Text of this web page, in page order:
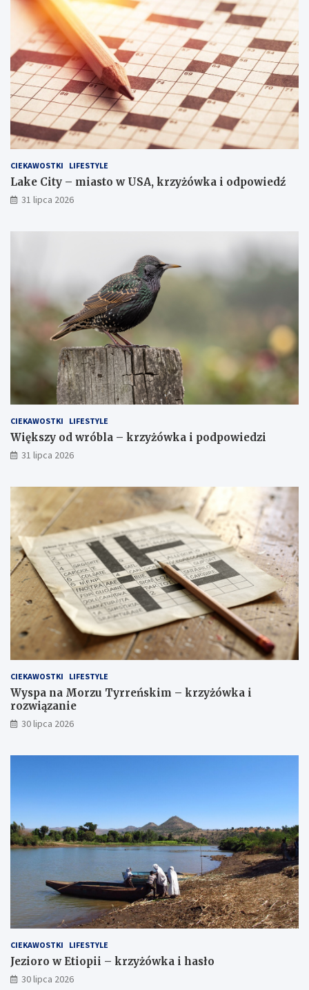
CIEKAWOSTKI LIFESTYLE
Lake City – miasto w USA, krzyżówka i odpowiedź
31 lipca 2026
CIEKAWOSTKI LIFESTYLE
Większy od wróbla – krzyżówka i podpowiedzi
31 lipca 2026
CIEKAWOSTKI LIFESTYLE
Wyspa na Morzu Tyrreńskim – krzyżówka i
rozwiązanie
30 lipca 2026
CIEKAWOSTKI LIFESTYLE
Jezioro w Etiopii – krzyżówka i hasło
30 lipca 2026